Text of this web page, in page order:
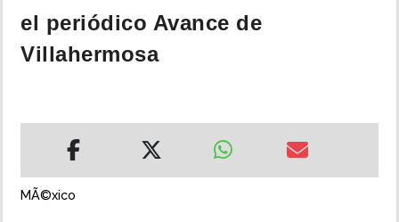
SUCESOS
POLÍTICA
el periódico Avance de
Villahermosa
MÃ©xico